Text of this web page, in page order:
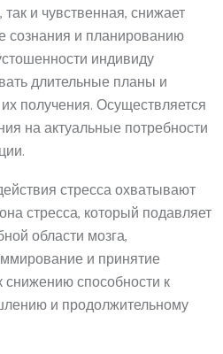
и чувственная, снижает
сознания и планированию
индивиду
длительные планы и
получения. Осуществляется
на актуальные потребности
стресса охватывают
стресса, который подавляет
области мозга,
и принятие
способности к
и продолжительному